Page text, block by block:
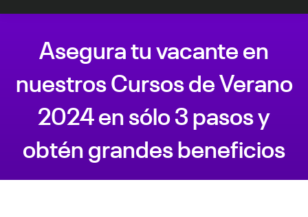
Asegura tu vacante en
nuestros Cursos de Verano
2024 en sólo 3 pasos y
obtén grandes beneficios